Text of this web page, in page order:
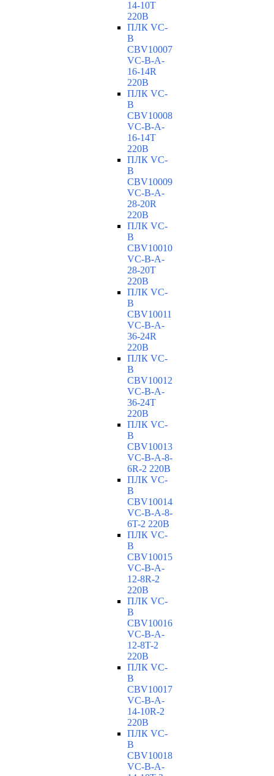
14-10T
220В
ПЛК VC-
B
CBV10007
VC-В-A-
16-14R
220В
ПЛК VC-
B
CBV10008
VC-В-A-
16-14T
220В
ПЛК VC-
B
CBV10009
VC-В-A-
28-20R
220В
ПЛК VC-
B
CBV10010
VC-В-A-
28-20T
220В
ПЛК VC-
B
CBV10011
VC-В-A-
36-24R
220В
ПЛК VC-
B
CBV10012
VC-В-A-
36-24T
220В
ПЛК VC-
B
CBV10013
VC-В-A-8-
6R-2 220В
ПЛК VC-
B
CBV10014
VC-В-A-8-
6T-2 220В
ПЛК VC-
B
CBV10015
VC-В-A-
12-8R-2
220В
ПЛК VC-
B
CBV10016
VC-В-A-
12-8T-2
220В
ПЛК VC-
B
CBV10017
VC-В-A-
14-10R-2
220В
ПЛК VC-
B
CBV10018
VC-В-A-